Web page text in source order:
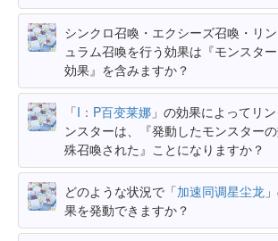
シンクロ召喚・エクシーズ召喚・リ
ュラム召喚を行う効果は『モンスタ
効果』を含みますか？
「I：P百变莱娜 」の効果によってリ
ンスターは、『発動したモンスター
殊召喚された』ことになりますか？
どのような状況で「加速同调星尘龙
果を発動できますか？